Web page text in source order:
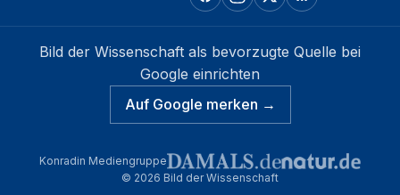
Bild der Wissenschaft als bevorzugte Quelle bei
Google einrichten
Auf Google merken →
Konradin Mediengruppe
© 2026 Bild der Wissenschaft